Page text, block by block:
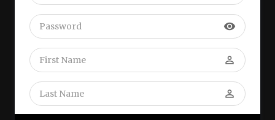
visibility
perm_identity
perm_identity